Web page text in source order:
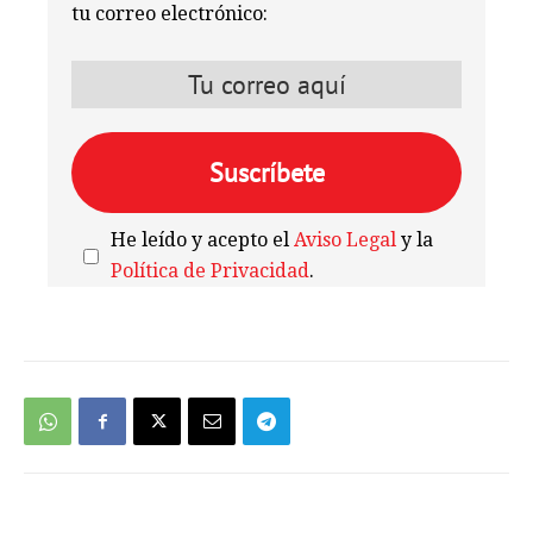
tu correo electrónico:
He leído y acepto elAviso Legal y la
Política de Privacidad.